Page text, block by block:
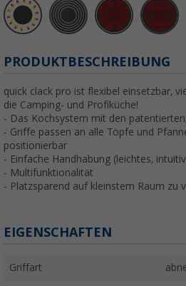
PRODUKTBESCHREIBUNG
quick clack pro ist flexibel einsetzbar,
die Camping- und Profiküche!
- Das Kochsystem mit den
- Griffe passen an alle Töpfe und
positionierbar
- Einfache Handhabung (leichtes,
- Multifunktionalität
- Platzsparend auf kleinstem Raum zu
EIGENSCHAFTEN
Griffart